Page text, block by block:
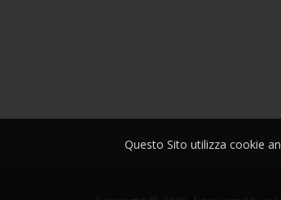
Questo Sito utilizza cookie